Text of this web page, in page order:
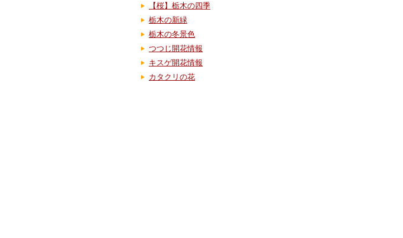
【桜】栃木の四季
栃木の新緑
栃木の冬景色
つつじ開花情報
キスゲ開花情報
カタクリの花